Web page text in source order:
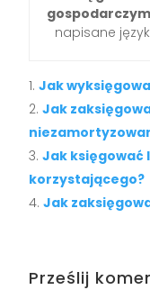
gospodarczym
napisane
Jak
Jak
Jak księgować
korzystającego?
Jak
Prześlij